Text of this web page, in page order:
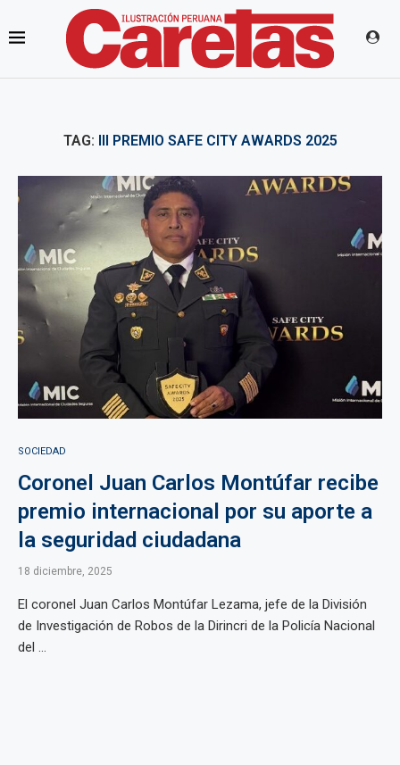
TAG: III PREMIO SAFE CITY AWARDS 2025
SOCIEDAD
Coronel Juan Carlos Montúfar recibe
premio internacional por su aporte a
la seguridad ciudadana
18 diciembre, 2025
El coronel Juan Carlos Montúfar Lezama, jefe de la División
de Investigación de Robos de la Dirincri de la Policía Nacional
del ...